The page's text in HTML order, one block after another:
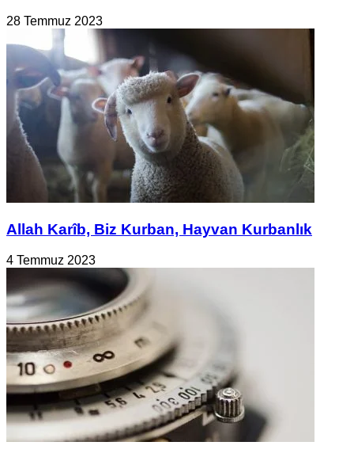
28 Temmuz 2023
Allah Karîb, Biz Kurban, Hayvan Kurbanlık
4 Temmuz 2023